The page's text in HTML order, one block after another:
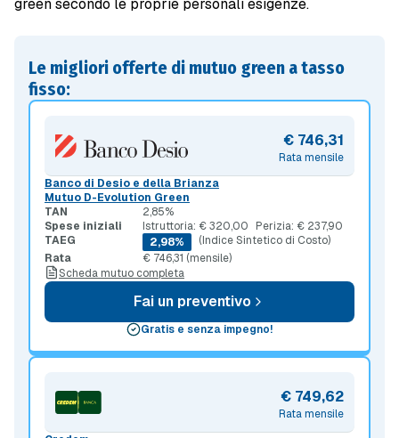
green secondo le proprie personali esigenze.
Le migliori offerte di mutuo green a tasso
fisso:
Rata mensile
€ 746,31
Banco di Desio e della Brianza
Mutuo D-Evolution Green
TAN
2,85%
Spese iniziali
Istruttoria: € 320,00
Perizia: € 237,90
TAEG
2,98%
(Indice Sintetico di Costo)
Rata
€ 746,31 (mensile)
Scheda mutuo completa
Fai un preventivo
Gratis e senza impegno!
Rata mensile
€ 749,62